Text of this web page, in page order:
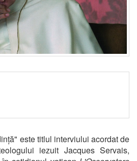
este titlul interviului acordat de
iezuit Jacques Servais,